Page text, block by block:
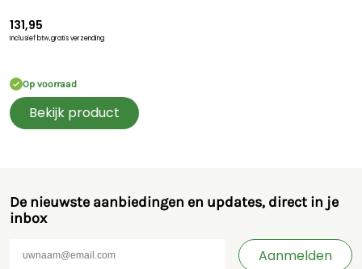
131,95
Inclusief btw,gratis verzending
Op voorraad
Bekijk product
De nieuwste aanbiedingen en updates, direct in je
inbox
Aanmelden